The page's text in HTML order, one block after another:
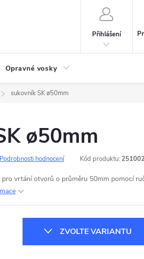
Přihlášení
Opravné vosky
sukovník SK ø50mm
ø50mm
Podrobnosti hodnocení Kód produktu:
vrtání otvorů o průměru 50mm pomocí
ZVOLTE VARIANTU